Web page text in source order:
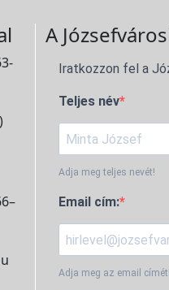
A
Iratkozzon fel a
Teljes név
Adja meg teljes nevét!
Email cím:
Adja meg az email címét!